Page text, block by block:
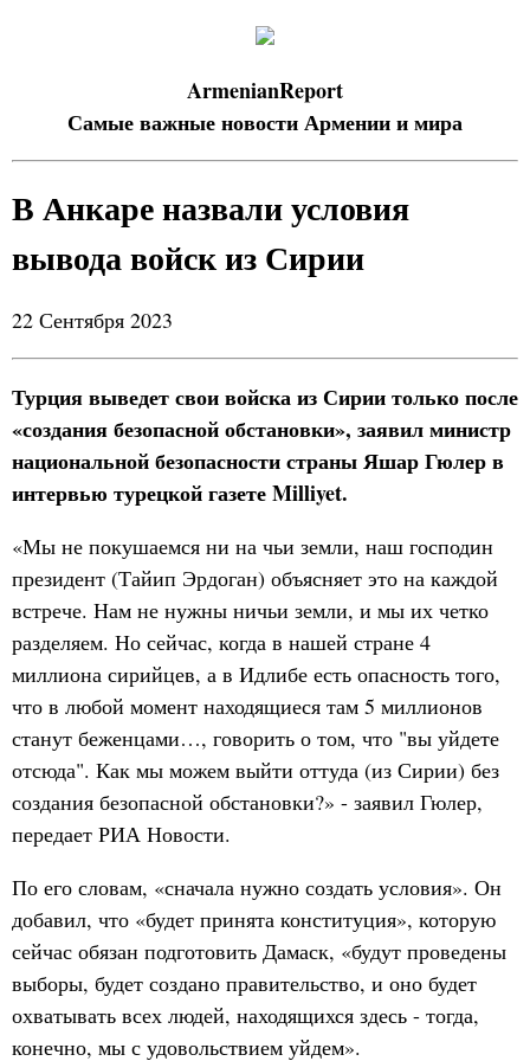
ArmenianReport
Самые важные новости Армении и мира
В Анкаре назвали условия
вывода войск из Сирии
22 Сентября 2023
Турция выведет свои войска из Сирии только после
«создания безопасной обстановки», заявил министр
национальной безопасности страны Яшар Гюлер в
интервью турецкой газете Milliyet.
«Мы не покушаемся ни на чьи земли, наш господин
президент (Тайип Эрдоган) объясняет это на каждой
встрече. Нам не нужны ничьи земли, и мы их четко
разделяем. Но сейчас, когда в нашей стране 4
миллиона сирийцев, а в Идлибе есть опасность того,
что в любой момент находящиеся там 5 миллионов
станут беженцами…, говорить о том, что "вы уйдете
отсюда". Как мы можем выйти оттуда (из Сирии) без
создания безопасной обстановки?» - заявил Гюлер,
передает РИА Новости.
По его словам, «сначала нужно создать условия». Он
добавил, что «будет принята конституция», которую
сейчас обязан подготовить Дамаск, «будут проведены
выборы, будет создано правительство, и оно будет
охватывать всех людей, находящихся здесь - тогда,
конечно, мы с удовольствием уйдем».